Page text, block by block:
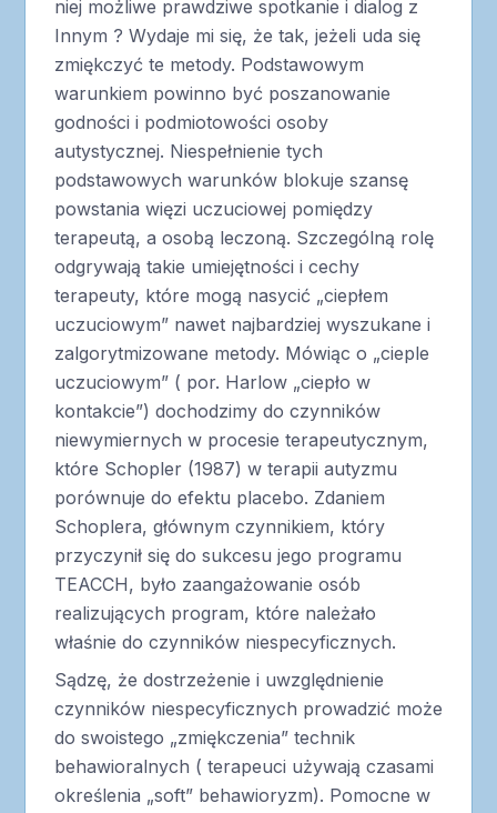
niej możliwe prawdziwe spotkanie i dialog z
Innym ? Wydaje mi się, że tak, jeżeli uda się
zmiękczyć te metody. Podstawowym
warunkiem powinno być poszanowanie
godności i podmiotowości osoby
autystycznej. Niespełnienie tych
podstawowych warunków blokuje szansę
powstania więzi uczuciowej pomiędzy
terapeutą, a osobą leczoną. Szczególną rolę
odgrywają takie umiejętności i cechy
terapeuty, które mogą nasycić „ciepłem
uczuciowym” nawet najbardziej wyszukane i
zalgorytmizowane metody. Mówiąc o „cieple
uczuciowym” ( por. Harlow „ciepło w
kontakcie”) dochodzimy do czynników
niewymiernych w procesie terapeutycznym,
które Schopler (1987) w terapii autyzmu
porównuje do efektu placebo. Zdaniem
Schoplera, głównym czynnikiem, który
przyczynił się do sukcesu jego programu
TEACCH, było zaangażowanie osób
realizujących program, które należało
właśnie do czynników niespecyficznych.
Sądzę, że dostrzeżenie i uwzględnienie
czynników niespecyficznych prowadzić może
do swoistego „zmiękczenia” technik
behawioralnych ( terapeuci używają czasami
określenia „soft” behawioryzm). Pomocne w